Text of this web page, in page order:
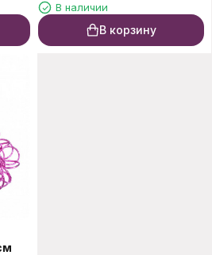
В наличии
В корзину